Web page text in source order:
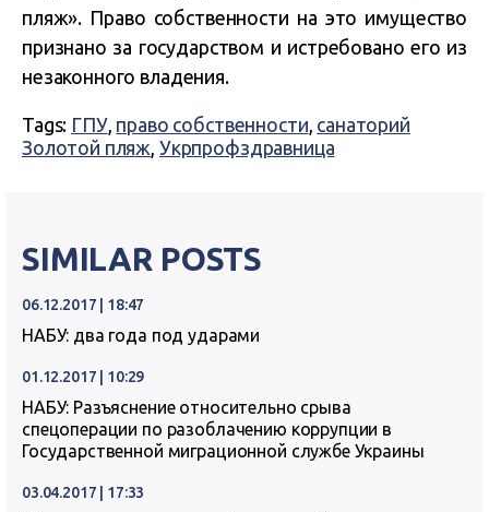
пляж». Право собственности на это имущество
признано за государством и истребовано его из
незаконного владения.
Tags: ГПУ, право собственности, санаторий
Золотой пляж, Укрпрофздравница
SIMILAR POSTS
06.12.2017 | 18:47
НАБУ: два года под ударами
01.12.2017 | 10:29
НАБУ: Разъяснение относительно срыва
спецоперации по разоблачению коррупции в
Государственной миграционной службе Украины
03.04.2017 | 17:33